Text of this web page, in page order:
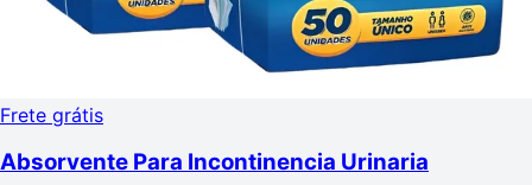
Frete grátis
Absorvente Para Incontinencia Urinaria